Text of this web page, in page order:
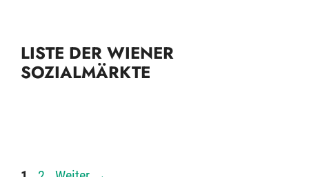
LISTE DER WIENER
SOZIALMÄRKTE